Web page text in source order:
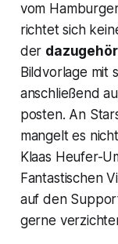
vom
richtet sich
der
Bildvorlage mit
anschließend
posten. An
mangelt es
Klaas Heufer-
Fantastischen
auf den
gerne